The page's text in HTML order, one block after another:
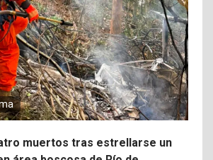
muertos tras estrellarse un